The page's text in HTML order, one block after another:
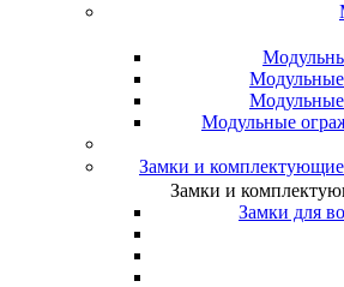
Модульные
Модульные
Замки и
Замки и
Замки для